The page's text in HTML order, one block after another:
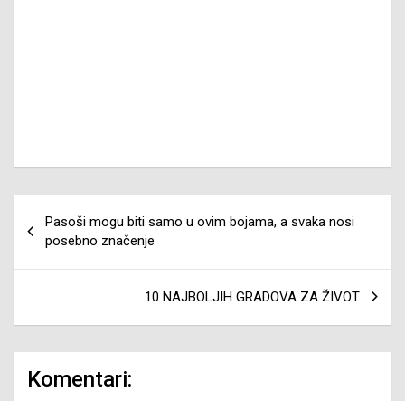
članaka
Pasoši mogu biti samo u ovim bojama, a svaka nosi
posebno značenje
10 NAJBOLJIH GRADOVA ZA ŽIVOT
Komentari: